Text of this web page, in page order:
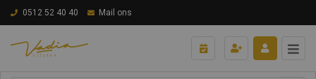
0512 52 40 40 Mail ons